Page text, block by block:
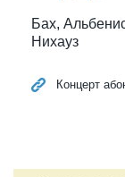
Бах,
Нихауз
Концерт